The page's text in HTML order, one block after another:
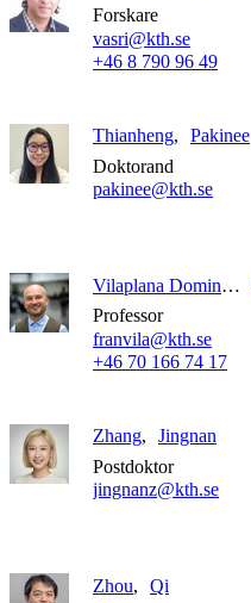
Forskare
vasri@kth.se
+46 8 790 96 49
Thianheng
Pakinee
Doktorand
pakinee@kth.se
Vilaplana Domingo
Professor
franvila@kth.se
+46 70 166 74 17
Zhang
Jingnan
Postdoktor
jingnanz@kth.se
Zhou
Qi